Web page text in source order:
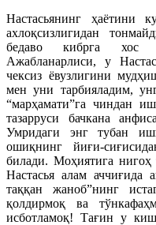
Настасьянинг ҳаётини
ахлоқсизлигидан
бедаво кибрга хос
Ажабланарлиси, у
чексиз ёвузлигини
мен уни тарбияладим,
“марҳамати”га чиндан
тазарруси бачкана
Умридаги энг тубан
ошиқнинг йиғи-
билади. Моҳиятига нигоҳ
Настасья алам аччиғида
таққан жаноб”нинг
қолдирмоқ ва
исботламоқ! Тағин у